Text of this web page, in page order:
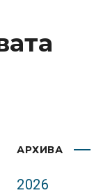
АРХИВА
2026